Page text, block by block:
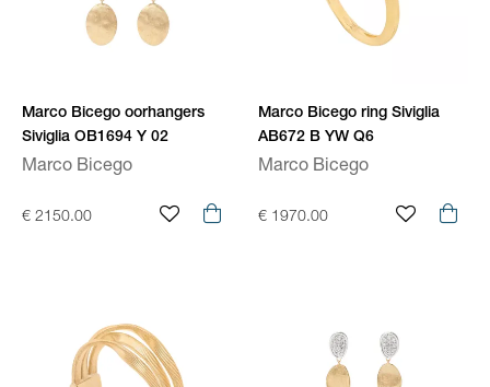
Marco Bicego oorhangers
Siviglia OB1694 Y 02
Marco Bicego
€ 2150.00
Marco Bicego ring Siviglia
AB672 B YW Q6
Marco Bicego
€ 1970.00